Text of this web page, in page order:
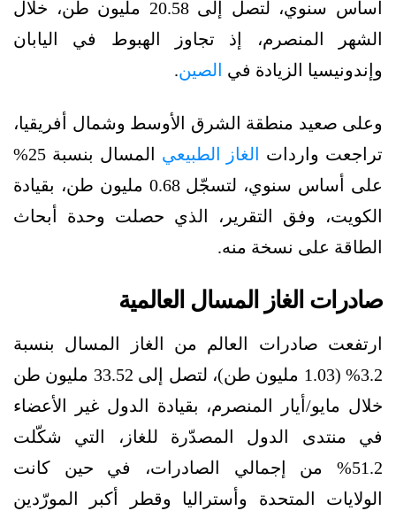
أساس سنوي، لتصل إلى 20.58 مليون طن، خلال
الشهر المنصرم، إذ تجاوز الهبوط في اليابان
وإندونيسيا الزيادة في الصين.
وعلى صعيد منطقة الشرق الأوسط وشمال أفريقيا،
تراجعت واردات
الغاز الطبيعي
المسال بنسبة 25%
على أساس سنوي، لتسجّل 0.68 مليون طن، بقيادة
الكويت، وفق التقرير، الذي حصلت وحدة أبحاث
الطاقة على نسخة منه.
صادرات الغاز المسال العالمية
ارتفعت صادرات العالم من الغاز المسال بنسبة
3.2% (1.03 مليون طن)، لتصل إلى 33.52 مليون طن
خلال مايو/أيار المنصرم، بقيادة الدول غير الأعضاء
في منتدى الدول المصدّرة للغاز، التي شكّلت
51.2% من إجمالي الصادرات، في حين كانت
الولايات المتحدة وأستراليا وقطر أكبر المورّدين